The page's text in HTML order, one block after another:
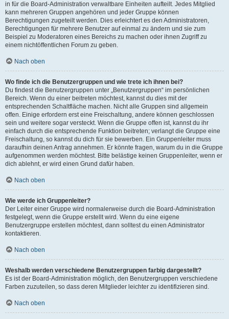
in für die Board-Administration verwaltbare Einheiten aufteilt. Jedes Mitglied
kann mehreren Gruppen angehören und jeder Gruppe können
Berechtigungen zugeteilt werden. Dies erleichtert es den Administratoren,
Berechtigungen für mehrere Benutzer auf einmal zu ändern und sie zum
Beispiel zu Moderatoren eines Bereichs zu machen oder ihnen Zugriff zu
einem nichtöffentlichen Forum zu geben.
Nach oben
Wo finde ich die Benutzergruppen und wie trete ich ihnen bei?
Du findest die Benutzergruppen unter „Benutzergruppen“ im persönlichen
Bereich. Wenn du einer beitreten möchtest, kannst du dies mit der
entsprechenden Schaltfläche machen. Nicht alle Gruppen sind allgemein
offen. Einige erfordern erst eine Freischaltung, andere können geschlossen
sein und weitere sogar versteckt. Wenn die Gruppe offen ist, kannst du ihr
einfach durch die entsprechende Funktion beitreten; verlangt die Gruppe eine
Freischaltung, so kannst du dich für sie bewerben. Ein Gruppenleiter muss
daraufhin deinen Antrag annehmen. Er könnte fragen, warum du in die Gruppe
aufgenommen werden möchtest. Bitte belästige keinen Gruppenleiter, wenn er
dich ablehnt, er wird einen Grund dafür haben.
Nach oben
Wie werde ich Gruppenleiter?
Der Leiter einer Gruppe wird normalerweise durch die Board-Administration
festgelegt, wenn die Gruppe erstellt wird. Wenn du eine eigene
Benutzergruppe erstellen möchtest, dann solltest du einen Administrator
kontaktieren.
Nach oben
Weshalb werden verschiedene Benutzergruppen farbig dargestellt?
Es ist der Board-Administration möglich, den Benutzergruppen verschiedene
Farben zuzuteilen, so dass deren Mitglieder leichter zu identifizieren sind.
Nach oben